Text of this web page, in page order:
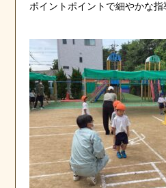
ポイントポイントで細やかな指